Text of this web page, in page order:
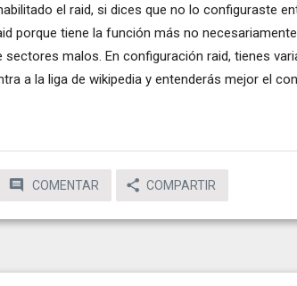
el raid, si dices que no lo configuraste
porque tiene la función más no
sectores malos. En configuración raid, tienes
a la liga de wikipedia y entenderás mejor el
COMENTAR COMPARTIR